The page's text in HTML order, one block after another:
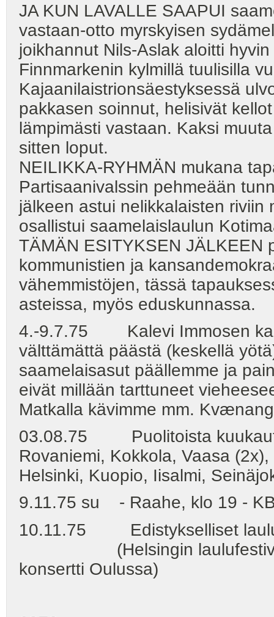
JA KUN LAVALLE SAAPUI
vastaan-otto myrskyisen
joikhannut Nils-Aslak aloitti
Finnmarkenin kylmillä tuulisilla
Kajaanilaistrionsäestyksessä
pakkasen soinnut, helisivät
lämpimästi vastaan. Kaksi
sitten loput.
NEILIKKA-RYHMÄN mukana
Partisaanivalssin pehmeään
jälkeen astui nelikkalaisten riviin
osallistui saamelaislaulun
TÄMÄN ESITYKSEN JÄLKEEN
kommunistien ja
vähemmistöjen, tässä
asteissa, myös eduskunnassa.
4.-9.7.75 Kalevi Immosen
välttämättä päästä (keskellä
saamelaisasut päällemme ja
eivät millään tarttuneet
Matkalla kävimme mm.
03.08.75 Puolitoista
Rovaniemi, Kokkola, Vaasa
Helsinki, Kuopio, Iisalmi,
9.11.75 su - Raahe, klo 19 -
10.11.75 Edistykselliset
(Helsingin laulufestivaalit
konsertti Oulussa)